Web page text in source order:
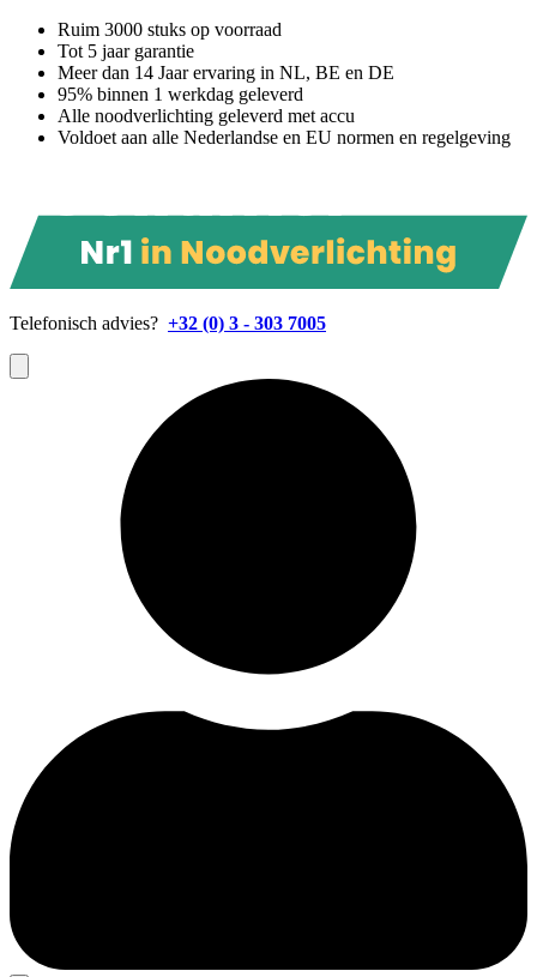
Ruim 3000 stuks op voorraad
Tot 5 jaar garantie
Meer dan 14 Jaar ervaring in NL, BE en DE
95% binnen 1 werkdag geleverd
Alle noodverlichting geleverd met accu
Voldoet aan alle Nederlandse en EU normen en regelgeving
Telefonisch advies? +32 (0) 3 - 303 7005